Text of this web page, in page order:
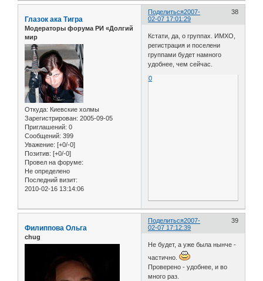
Поделиться 38
2007-
02-07 17:01:29
Глазок ака Тигра
Модераторы форума РИ «Долгий
мир
Откуда: Киевские холмы
Зарегистрирован: 2005-09-05
Приглашений: 0
Сообщений: 399
Уважение: [+0/-0]
Позитив: [+0/-0]
Провел на форуме:
Не определено
Последний визит:
2010-02-16 13:14:06
Кстати, да, о группах. ИМХО,
регистрация и поселени
группами будет намного
удобнее, чем сейчас.
0
Поделиться 39
2007-
02-07 17:12:39
Филиппова Ольга
chug
Не будет, а уже была нынче -
частично.
Проверено - удобнее, и во
много раз.